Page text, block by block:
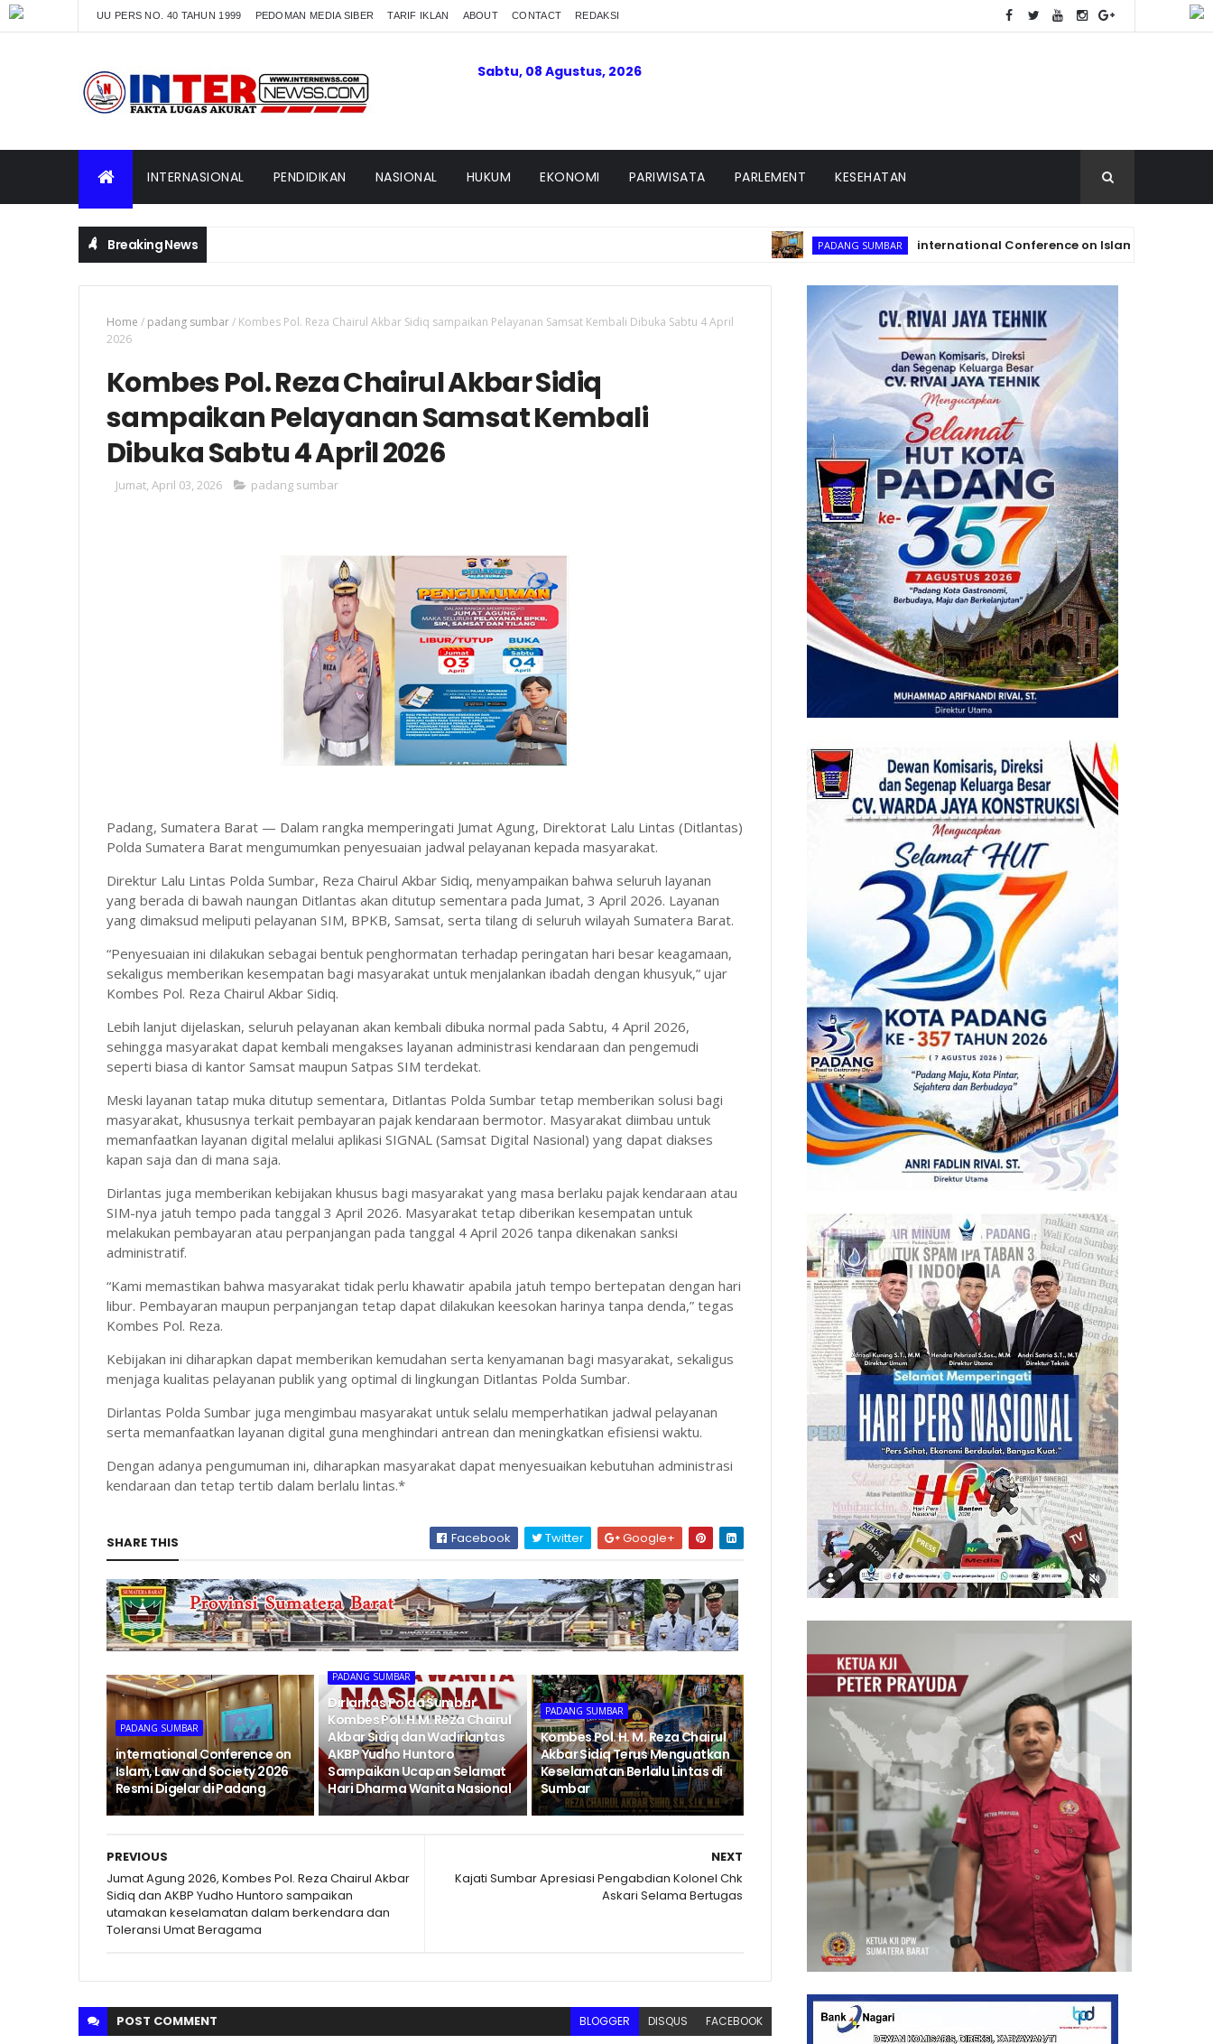
UU PERS NO. 40 TAHUN 1999 PEDOMAN MEDIA SIBER TARIF IKLAN ABOUT CONTACT REDAKSI
Sabtu, 08 Agustus, 2026
INTERNASIONAL PENDIDIKAN NASIONAL HUKUM EKONOMI PARIWISATA PARLEMENT KESEHATAN
Breaking News PADANG SUMBAR international Conference on Islam, Law and Society
Home / padang sumbar/ Kombes Pol. Reza Chairul Akbar Sidiq sampaikan Pelayanan Samsat Kembali Dibuka Sabtu 4 April
2026
Kombes Pol. Reza Chairul Akbar Sidiq
sampaikan Pelayanan Samsat Kembali
Dibuka Sabtu 4 April 2026
Jumat, April 03, 2026 padang sumbar
Padang, Sumatera Barat — Dalam rangka memperingati Jumat Agung, Direktorat Lalu Lintas (Ditlantas)
Polda Sumatera Barat mengumumkan penyesuaian jadwal pelayanan kepada masyarakat.
Direktur Lalu Lintas Polda Sumbar, Reza Chairul Akbar Sidiq, menyampaikan bahwa seluruh layanan
yang berada di bawah naungan Ditlantas akan ditutup sementara pada Jumat, 3 April 2026. Layanan
yang dimaksud meliputi pelayanan SIM, BPKB, Samsat, serta tilang di seluruh wilayah Sumatera Barat.
“Penyesuaian ini dilakukan sebagai bentuk penghormatan terhadap peringatan hari besar keagamaan,
sekaligus memberikan kesempatan bagi masyarakat untuk menjalankan ibadah dengan khusyuk,” ujar
Kombes Pol. Reza Chairul Akbar Sidiq.
Lebih lanjut dijelaskan, seluruh pelayanan akan kembali dibuka normal pada Sabtu, 4 April 2026,
sehingga masyarakat dapat kembali mengakses layanan administrasi kendaraan dan pengemudi
seperti biasa di kantor Samsat maupun Satpas SIM terdekat.
Meski layanan tatap muka ditutup sementara, Ditlantas Polda Sumbar tetap memberikan solusi bagi
masyarakat, khususnya terkait pembayaran pajak kendaraan bermotor. Masyarakat diimbau untuk
memanfaatkan layanan digital melalui aplikasi SIGNAL (Samsat Digital Nasional) yang dapat diakses
kapan saja dan di mana saja.
Dirlantas juga memberikan kebijakan khusus bagi masyarakat yang masa berlaku pajak kendaraan atau
SIM-nya jatuh tempo pada tanggal 3 April 2026. Masyarakat tetap diberikan kesempatan untuk
melakukan pembayaran atau perpanjangan pada tanggal 4 April 2026 tanpa dikenakan sanksi
administratif.
“Kami memastikan bahwa masyarakat tidak perlu khawatir apabila jatuh tempo bertepatan dengan hari
libur. Pembayaran maupun perpanjangan tetap dapat dilakukan keesokan harinya tanpa denda,” tegas
Kombes Pol. Reza.
Kebijakan ini diharapkan dapat memberikan kemudahan serta kenyamanan bagi masyarakat, sekaligus
menjaga kualitas pelayanan publik yang optimal di lingkungan Ditlantas Polda Sumbar.
Dirlantas Polda Sumbar juga mengimbau masyarakat untuk selalu memperhatikan jadwal pelayanan
serta memanfaatkan layanan digital guna menghindari antrean dan meningkatkan efisiensi waktu.
Dengan adanya pengumuman ini, diharapkan masyarakat dapat menyesuaikan kebutuhan administrasi
kendaraan dan tetap tertib dalam berlalu lintas.*
SHARE THIS Facebook Twitter Google+
PADANG SUMBAR
international Conference on
Islam, Law and Society 2026
Resmi Digelar di Padang
PADANG SUMBAR
Dirlantas Polda Sumbar
Kombes Pol. H.M. Reza Chairul
Akbar Sidiq dan Wadirlantas
AKBP Yudho Huntoro
Sampaikan Ucapan Selamat
Hari Dharma Wanita Nasional
PADANG SUMBAR
Kombes Pol. H. M. Reza Chairul
Akbar Sidiq Terus Menguatkan
Keselamatan Berlalu Lintas di
Sumbar
NEXT
Kajati Sumbar Apresiasi Pengabdian Kolonel Chk
Askari Selama Bertugas
PREVIOUS
Jumat Agung 2026, Kombes Pol. Reza Chairul Akbar
Sidiq dan AKBP Yudho Huntoro sampaikan
utamakan keselamatan dalam berkendara dan
Toleransi Umat Beragama
POST COMMENT BLOGGER DISQUS FACEBOOK